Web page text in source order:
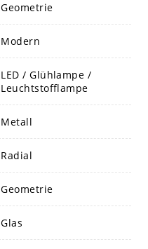
Geometrie
Modern
LED / Glühlampe /
Leuchtstofflampe
Metall
Radial
Geometrie
Glas